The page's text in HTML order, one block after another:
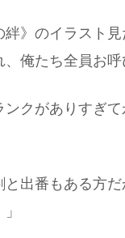
》のイラスト
俺たち全員お
クがありすぎ
と出番もある方